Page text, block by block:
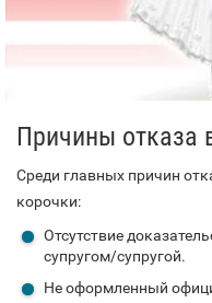
Причины отказа
Среди главных причин
корочки:
Отсутствие
супругом/супругой.
Не оформленный